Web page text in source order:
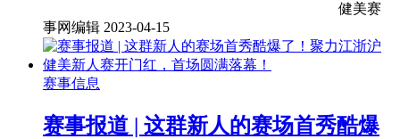
健美赛
事网编辑 2023-04-15
赛事信息
赛事报道 | 这群新人的赛场首秀酷爆